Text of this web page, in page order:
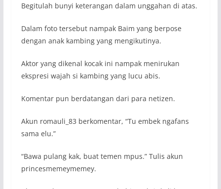
Begitulah bunyi keterangan dalam unggahan di atas.
Dalam foto tersebut nampak Baim yang berpose
dengan anak kambing yang mengikutinya.
Aktor yang dikenal kocak ini nampak menirukan
ekspresi wajah si kambing yang lucu abis.
Komentar pun berdatangan dari para netizen.
Akun romauli_83 berkomentar, “Tu embek ngafans
sama elu.”
“Bawa pulang kak, buat temen mpus.” Tulis akun
princesmemeymemey.